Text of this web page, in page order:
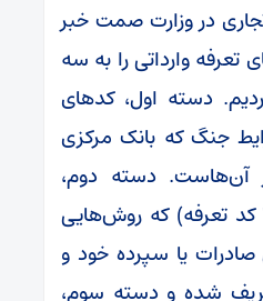
در وزارت صمت خبر
وارداتی را به سه
دسته اول، کدهای
جنگ که بانک مرکزی
آن‌هاست. دسته دوم،
کدهای ضروری (٢۵٧٠ کد تعرفه) که روش‌هایی
یا سپرده خود و
شده و دسته سوم،